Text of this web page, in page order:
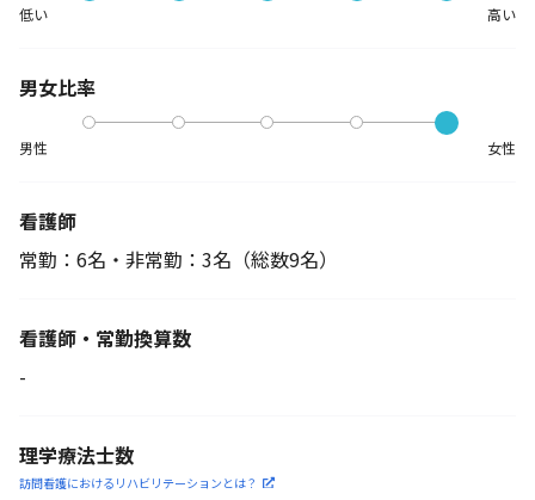
低い 高い
男女比率
男性 女性
看護師
常勤：6名・非常勤：3名 （総数9名）
看護師・常勤換算数
-
理学療法士数
訪問看護におけるリハビリ テーションとは？